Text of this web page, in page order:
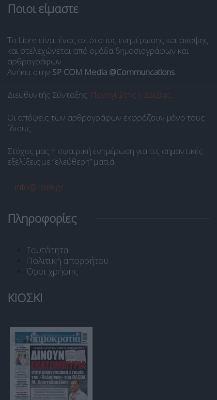
Ποιοι είμαστε
Το Libre είναι ένας ιστότοπος ενημέρωσης και άποψης
και στελεχώνεται από ομάδα δημοσιογράφων και
αρθρογράφων.
Ανήκει στην SP COM Media @Communcations.
Διευθυντής Σύνταξης: Παναγιώτης Ι. Δρίβας.
Οι απόψεις των αρθρογράφων εκφράζουν μόνο τους
ίδιους.
Στόχος μας η σφαιρική ενημέρωση για τις σημαντικές
εξελίξεις με “ελεύθερη” ματιά.
info@libre.gr
Πληροφορίες
Ταυτότητα
Πολιτική απορρήτου
Όροι χρήσης
ΚΙΟΣΚΙ